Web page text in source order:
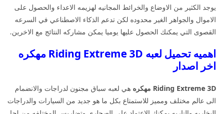
يوجد الكثير من الاوضاع والخرائط المجانيه لهزيمه الاعداء والحصول على
الاموال والجواهر الغير محدوده لكن تدعم الذكاء الاصطناعي في السرعه
القصوى التي يمكنك الحصول عليها يوميا يمكن مشاركه النتائج مع الاخرين.
اهميه تحميل لعبه Riding Extreme 3D مهكره
اخر اصدار
Riding Extreme 3D مهكره
هي لعبه سباق مجنون لدراجات والانضمام
الى عالم مختلف ومميز للاستمتاع بكل ما هو جديد من السيارات والدراجات